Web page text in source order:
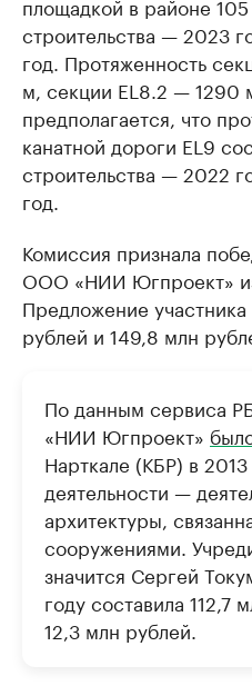
строительства — 2023
год. Протяженность
м, секции EL8.2 — 1290
предполагается, что
канатной дороги EL9
строительства — 2022
год.
Комиссия признала
ООО «НИИ Югпроект»
Предложение
рублей и 149,8 млн
По данным сервиса
«НИИ Югпроект»
Нарткале (КБР) в
деятельности —
архитектуры,
сооружениями.
значится Сергей
году составила
12,3 млн рублей.